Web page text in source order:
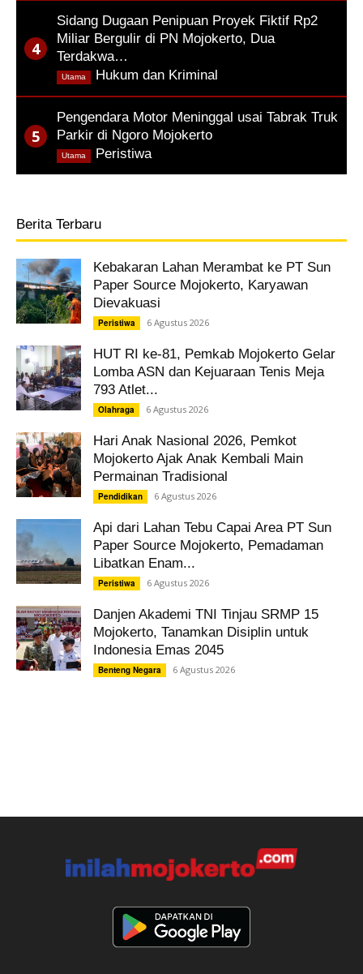
Sidang Dugaan Penipuan Proyek Fiktif Rp2
Miliar Bergulir di PN Mojokerto, Dua
Terdakwa…
Hukum dan Kriminal
Utama
Pengendara Motor Meninggal usai Tabrak Truk
Parkir di Ngoro Mojokerto
Peristiwa,
Utama
Berita Terbaru
Kebakaran Lahan Merambat ke PT Sun
Paper Source Mojokerto, Karyawan
Dievakuasi
Peristiwa 6 Agustus 2026
HUT RI ke-81, Pemkab Mojokerto Gelar
Lomba ASN dan Kejuaraan Tenis Meja
793 Atlet...
Olahraga 6 Agustus 2026
Hari Anak Nasional 2026, Pemkot
Mojokerto Ajak Anak Kembali Main
Permainan Tradisional
Pendidikan 6 Agustus 2026
Api dari Lahan Tebu Capai Area PT Sun
Paper Source Mojokerto, Pemadaman
Libatkan Enam...
Peristiwa 6 Agustus 2026
Danjen Akademi TNI Tinjau SRMP 15
Mojokerto, Tanamkan Disiplin untuk
Indonesia Emas 2045
Benteng Negara 6 Agustus 2026